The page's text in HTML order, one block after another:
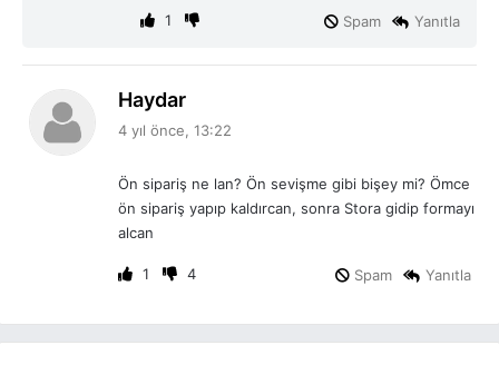
1 Yanıtla
Spam
Haydar
4 yıl önce, 13:22
Ön sipariş ne lan? Ön sevişme gibi bişey mi? Ömce
ön sipariş yapıp kaldırcan, sonra Stora gidip formayı
alcan
1 4 Yanıtla
Spam